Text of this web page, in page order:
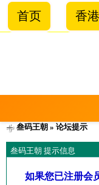
首页 香
叁码王朝 » 论坛提示
叁码王朝 提示信息
如果您已注册会